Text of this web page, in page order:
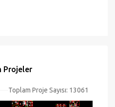
Projeler
Toplam Proje Sayısı: 13061